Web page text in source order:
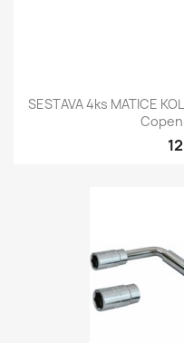
SESTAVA 4ks MATICE
Copen